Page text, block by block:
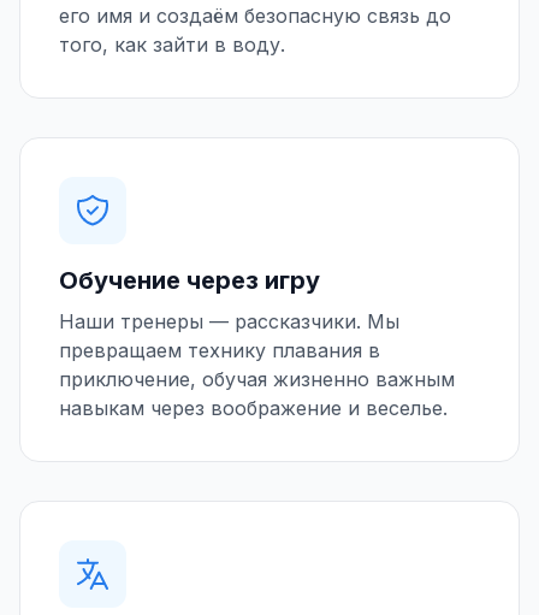
его имя и создаём безопасную связь до
того, как зайти в воду.
Обучение через игру
Наши тренеры — рассказчики. Мы
превращаем технику плавания в
приключение, обучая жизненно важным
навыкам через воображение и веселье.